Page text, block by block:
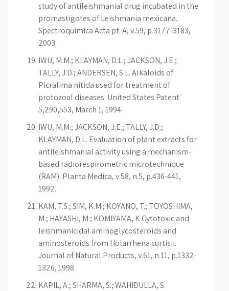
study of antileishmanial drug incubated in the
promastigotes of Leishmania mexicana.
Spectroquimica Acta pt. A, v.59, p.3177-3183,
2003.
IWU, M.M.; KLAYMAN, D.L.; JACKSON, J.E.;
TALLY, J.D.; ANDERSEN, S.L. Alkaloids of
Picralima nitida used for treatment of
protozoal diseases. United States Patent
5,290,553, March 1, 1994.
IWU, M.M.; JACKSON, J.E.; TALLY, J.D.;
KLAYMAN, D.L. Evaluation of plant extracts for
antileishmanial activity using a mechanism-
based radiorespirometric microtechnique
(RAM). Planta Medica, v.58, n.5, p.436-441,
1992.
KAM, T.S.; SIM, K.M.; KOYANO, T.; TOYOSHIMA,
M.; HAYASHI, M.; KOMIYAMA, K Cytotoxic and
leishmanicidal aminoglycosteroids and
aminosteroids from Holarrhena curtisii.
Journal of Natural Products, v.61, n.11, p.1332-
1326, 1998.
KAPIL, A.; SHARMA, S.; WAHIDULLA, S.